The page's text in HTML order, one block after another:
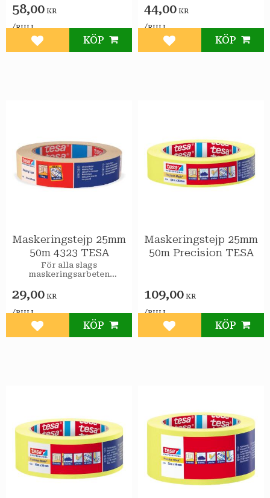
vidhäftning.
58,00 KR
/RULL
Lägg till i favoriter
KÖP
vidhäftning.
44,00 KR
/RULL
Lägg till i favoriter
KÖP
Maskeringstejp 25mm
50m 4323 TESA
För alla slags
maskeringsarbeten
vidhäftning.
29,00 KR
/RULL
Lägg till i favoriter
KÖP
Maskeringstejp 25mm
50m Precision TESA
109,00 KR
/RULL
Lägg till i favoriter
KÖP